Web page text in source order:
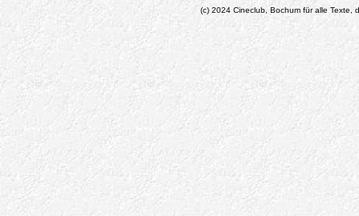
(c) 2024 Cineclub, Bochum für alle Texte,